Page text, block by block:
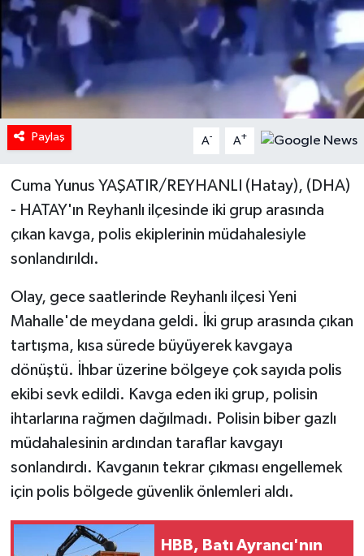
Paylaş A- A+
Cuma Yunus YAŞATIR/REYHANLI (Hatay), (DHA)
- HATAY'ın Reyhanlı ilçesinde iki grup arasında
çıkan kavga, polis ekiplerinin müdahalesiyle
sonlandırıldı.
Olay, gece saatlerinde Reyhanlı ilçesi Yeni
Mahalle'de meydana geldi. İki grup arasında çıkan
tartışma, kısa sürede büyüyerek kavgaya
dönüştü. İhbar üzerine bölgeye çok sayıda polis
ekibi sevk edildi. Kavga eden iki grup, polisin
ihtarlarına rağmen dağılmadı. Polisin biber gazlı
müdahalesinin ardından taraflar kavgayı
sonlandırdı. Kavganın tekrar çıkması engellemek
için polis bölgede güvenlik önlemleri aldı.
HBB, Batı Ayrancı'nın